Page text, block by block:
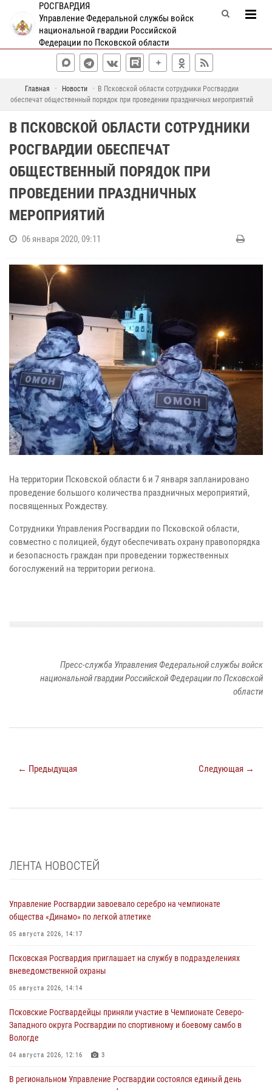
РОСГВАРДИЯ
Управление Федеральной службы войск
национальной гвардии Российской
Федерации по Псковской области
Главная Новости
В Псковской области сотрудники Росгвардии
обеспечат общественный порядок при проведении праздничных мероприятий
В ПСКОВСКОЙ ОБЛАСТИ СОТРУДНИКИ
РОСГВАРДИИ ОБЕСПЕЧАТ
ОБЩЕСТВЕННЫЙ ПОРЯДОК ПРИ
ПРОВЕДЕНИИ ПРАЗДНИЧНЫХ
МЕРОПРИЯТИЙ
06 января 2020, 09:11
На территории Псковской области 6 и 7 января запланировано
проведение большого количества праздничных мероприятий,
посвященных Рождеству.
Сотрудники Управления Росгвардии по Псковской области,
совместно с полицией, будут обеспечивать охрану правопорядка
и безопасность граждан при проведении торжественных
богослужений на территории региона.
Пресс-служба Управления Федеральной службы войск
национальной гвардии Российской Федерации по Псковской
области
← Предыдущая Следующая →
ЛЕНТА НОВОСТЕЙ
Управление Росгвардии завоевало серебро на чемпионате
общества «Динамо» по легкой атлетике
05 августа 2026, 14:17
Псковская Росгвардия приглашает на службу в подразделениях
вневедомственной охраны
05 августа 2026, 14:14
Псковские Росгвардейцы приняли участие в Чемпионате Северо-
Западного округа Росгвардии по спортивному и боевому самбо в
Вологде
04 августа 2026, 12:16 3
В региональном Управление Росгвардии состоялся единый день